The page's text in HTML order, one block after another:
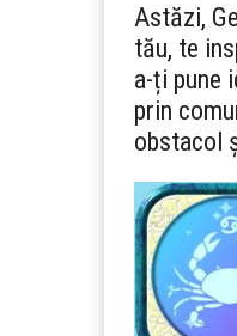
Astăzi,
tău, te
a-ți pune
prin
obstacol